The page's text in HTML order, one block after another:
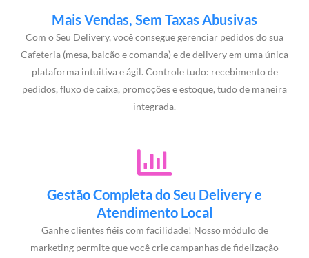
Mais Vendas, Sem Taxas Abusivas
Com o Seu Delivery, você consegue gerenciar pedidos do sua
Cafeteria (mesa, balcão e comanda) e de delivery em uma única
plataforma intuitiva e ágil. Controle tudo: recebimento de
pedidos, fluxo de caixa, promoções e estoque, tudo de maneira
integrada.
Gestão Completa do Seu Delivery e
Atendimento Local
Ganhe clientes fiéis com facilidade! Nosso módulo de
marketing permite que você crie campanhas de fidelização